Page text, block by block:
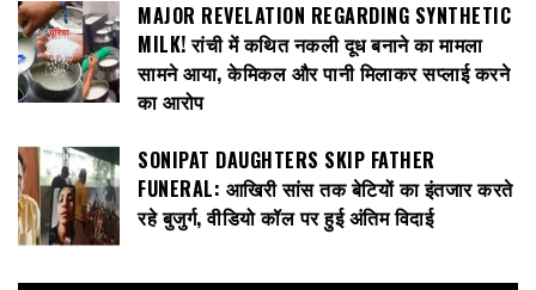
MAJOR REVELATION REGARDING SYNTHETIC
MILK! रांची में कथित नकली दूध बनाने का मामला
सामने आया, केमिकल और पानी मिलाकर सप्लाई करने
का आरोप
SONIPAT DAUGHTERS SKIP FATHER
FUNERAL: आखिरी सांस तक बेटियों का इंतजार करते
रहे बुजुर्ग, वीडियो कॉल पर हुई अंतिम विदाई